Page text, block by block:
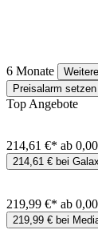
6 Monate
Preisalarm setzen
Top Angebote
214,61 €* ab
214,61 € bei
219,99 €* ab
219,99 € bei